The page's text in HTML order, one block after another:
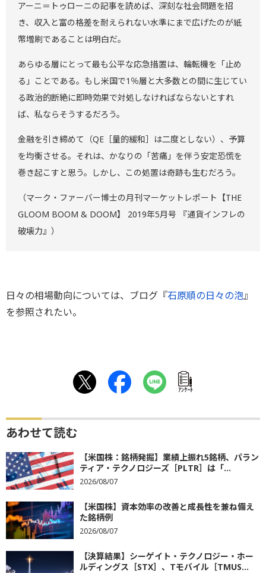
アーニ＝トゥローニの記事を読めば、深刻な社会問題を招
き、収入と富の格差を耐えられない水準にまで広げたのが紙
幣増刷であることは明白だ。
あらゆる層にとって最も公平な応急措置は、輪転機を「止め
る」ことである。もし米国で1％層と大多数との間に生じてい
る政治的断絶に即時効果で対処しなければならないとすれ
ば、私ならそうするだろう。
金融を引き締めて（QE［量的緩和］は二度としない）、予算
を均衡させる。それは、かなりの「苦痛」を伴う安定恐慌を
巻き起こすと思う。しかし、この処置は奇跡も生むだろう。
（マーク・ファーバー博士の月刊マーケットレポート【THE
GLOOM BOOM & DOOM】 2019年5月号 『通貨インフレの
破壊力』）
日々の相場動向については、ブログ『石原順の日々の泡』
を参照されたい。
ｱﾝｹｰﾄ
あわせて読む
【米国株：銘柄発掘】業績上振れ5銘柄、パラン
ティア・テクノロジーズ［PLTR］は「...
2026/08/07
【米国株】資本効率の改善と成長性を兼ね備え
た銘柄例
2026/08/07
【決算結果】シーゲイト・テクノロジー・ホー
ルディングス［STX］、Tモバイル［TMUS...